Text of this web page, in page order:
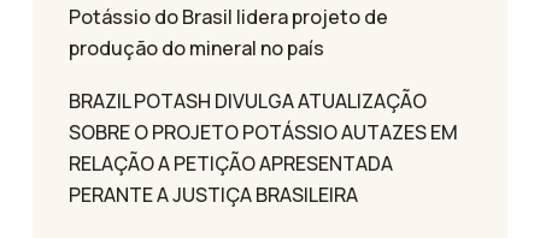
Potássio do Brasil lidera projeto de
produção do mineral no país
BRAZIL POTASH DIVULGA ATUALIZAÇÃO
SOBRE O PROJETO POTÁSSIO AUTAZES EM
RELAÇÃO A PETIÇÃO APRESENTADA
PERANTE A JUSTIÇA BRASILEIRA